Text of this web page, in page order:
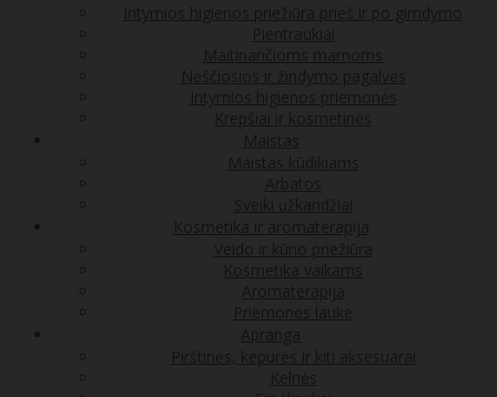
Intymios higienos priežiūra prieš ir po gimdymo
Pientraukiai
Maitinančioms mamoms
Nėščiosios ir žindymo pagalvės
Intymios higienos priemonės
Krepšiai ir kosmetinės
Maistas
Maistas kūdikiams
Arbatos
Sveiki užkandžiai
Kosmetika ir aromaterapija
Veido ir kūno priežiūra
Kosmetika vaikams
Aromaterapija
Priemonės lauke
Apranga
Pirštinės, kepurės ir kiti aksesuarai
Kelnės